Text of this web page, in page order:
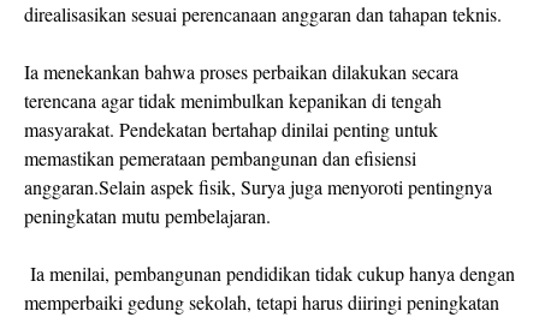
direalisasikan sesuai perencanaan anggaran dan tahapan teknis.
Ia menekankan bahwa proses perbaikan dilakukan secara
terencana agar tidak menimbulkan kepanikan di tengah
masyarakat. Pendekatan bertahap dinilai penting untuk
memastikan pemerataan pembangunan dan efisiensi
anggaran.Selain aspek fisik, Surya juga menyoroti pentingnya
peningkatan mutu pembelajaran.
Ia menilai, pembangunan pendidikan tidak cukup hanya dengan
memperbaiki gedung sekolah, tetapi harus diiringi peningkatan